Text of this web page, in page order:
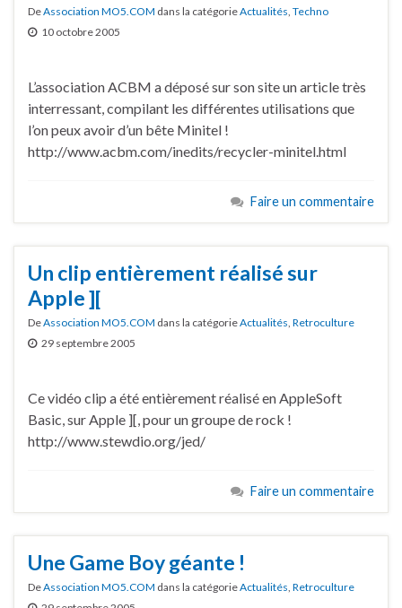
DeAssociation MO5.COM dans la catégorieActualités, Techno
10 octobre 2005
L’association ACBM a déposé sur son site un article très
interressant, compilant les différentes utilisations que
l’on peux avoir d’un bête Minitel !
http://www.acbm.com/inedits/recycler-minitel.html
Faire un commentaire
Un clip entièrement réalisé sur
Apple ][
DeAssociation MO5.COM dans la catégorieActualités, Retroculture
29 septembre 2005
Ce vidéo clip a été entièrement réalisé en AppleSoft
Basic, sur Apple ][, pour un groupe de rock !
http://www.stewdio.org/jed/
Faire un commentaire
Une Game Boy géante !
DeAssociation MO5.COM dans la catégorieActualités, Retroculture